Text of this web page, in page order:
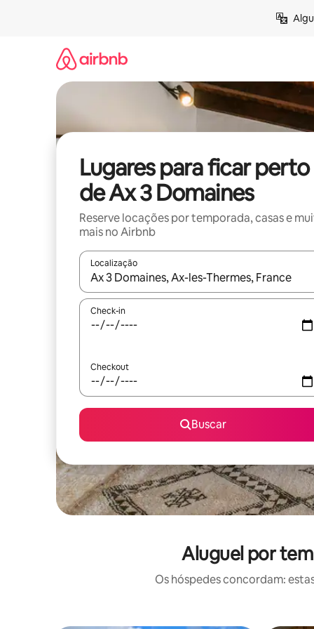
Lugares para ficar perto
de Ax 3 Domaines
Reserve locações por temporada, casas e
mais no Airbnb
Localização
Quando os resultados estiverem disponíveis,
Check-in
Checkout
Buscar
Aluguel por
Os hóspedes concordam: